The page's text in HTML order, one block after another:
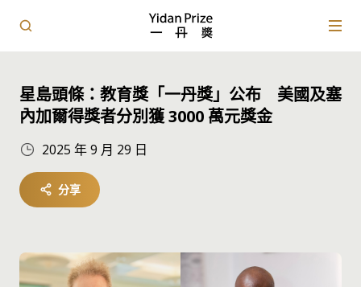
星島頭條：教育獎「一丹獎」公布 美國及塞
內加爾得獎者分別獲 3000 萬元獎金
2025 年 9 月 29 日
分享